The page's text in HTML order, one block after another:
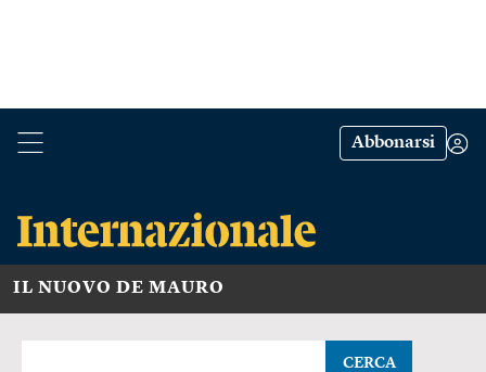
Abbonarsi
IL NUOVO DE MAURO
CERCA